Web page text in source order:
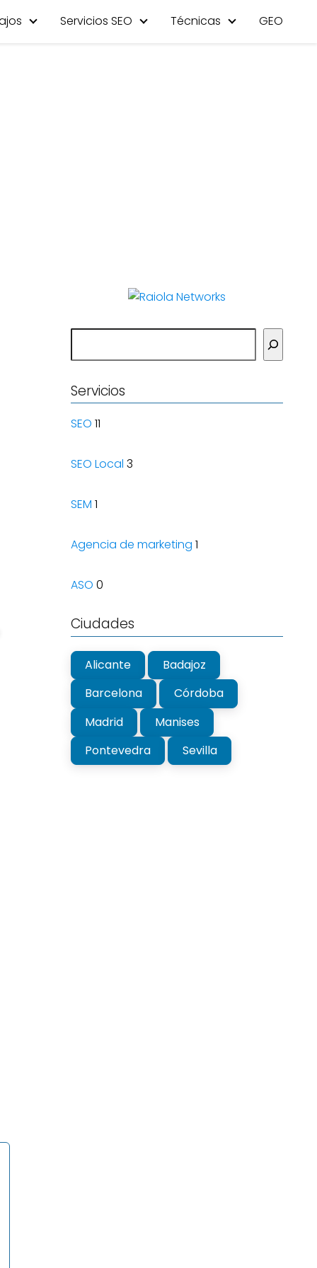
Servicios SEO Técnicas GEO
Servicios
SEO 11
SEO Local 3
SEM 1
Agencia de marketing 1
ASO 0
Ciudades
Alicante
Badajoz
Barcelona
Córdoba
Madrid
Manises
Pontevedra
Sevilla